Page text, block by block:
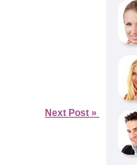
Next Post »